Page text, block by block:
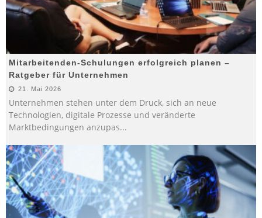
Mitarbeitenden-Schulungen erfolgreich planen –
Ratgeber für Unternehmen
21. Mai 2026
Unternehmen stehen unter dem Druck, sich an neue
Technologien, digitale Prozesse und veränderte
Marktbedingungen anzupas...